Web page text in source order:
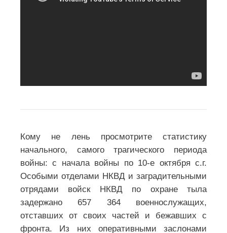
Кому не лень просмотрите статистику
начального, самого трагического периода
войны: с начала войны по 10-е октября с.г.
Особыми отделами НКВД и заградительными
отрядами войск НКВД по охране тыла
задержано 657 364 военнослужащих,
отставших от своих частей и бежавших с
фронта. Из них оперативными заслонами